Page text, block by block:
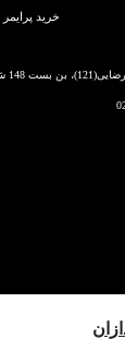
خرید
148 شرقی